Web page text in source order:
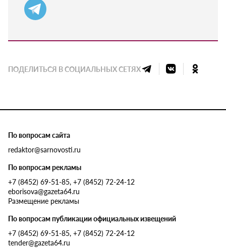
ПОДЕЛИТЬСЯ В СОЦИАЛЬНЫХ СЕТЯХ
По вопросам сайта
redaktor@sarnovosti.ru
По вопросам рекламы
+7 (8452) 69-51-85, +7 (8452) 72-24-12
eborisova@gazeta64.ru
Размещение рекламы
По вопросам публикации официальных извещений
+7 (8452) 69-51-85, +7 (8452) 72-24-12
tender@gazeta64.ru